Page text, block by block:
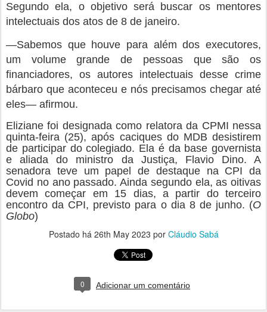
de participar do colegiado. Ela é da base governista
e aliada do ministro da Justiça, Flavio Dino. A
senadora teve um papel de destaque na CPI da
Covid no ano passado. Ainda segundo ela, as oitivas
devem começar em 15 dias, a partir do terceiro
encontro da CPI, previsto para o dia 8 de junho. (O
Globo)
Postado há26th May 2023 porCláudio Sabá
0 Adicionar um comentário
MAY
26
Sincotur e SEBRAE realizam oficinas
sotenses durante Semana do MEI